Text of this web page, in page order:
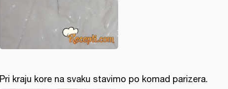
Pri kraju kore na svaku stavimo po komad parizera.